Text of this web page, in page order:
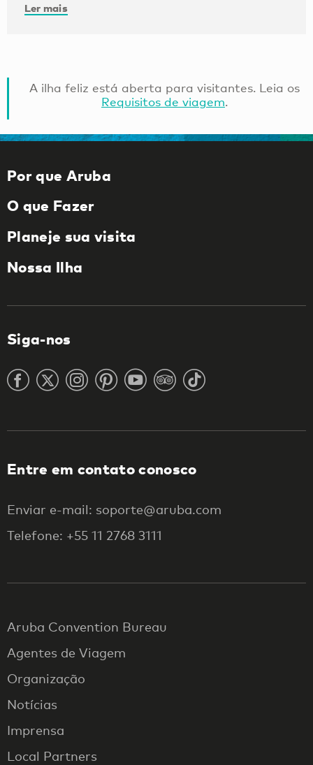
Ler mais
A ilha feliz está aberta para visitantes. Leia os
Requisitos de viagem.
Por que Aruba
O que Fazer
Planeje sua visita
Nossa Ilha
Siga-nos
Entre em contato conosco
Enviar e-mail: soporte@aruba.com
Telefone: +55 11 2768 3111
Aruba Convention Bureau
Agentes de Viagem
Organização
Notícias
Imprensa
Local Partners